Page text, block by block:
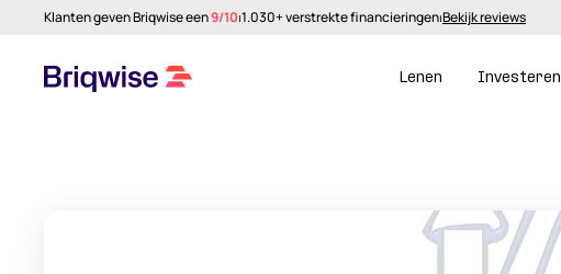
Klanten geven Briqwise een9/10⏐1.030+ verstrekte financieringen⏐Bekijk reviews
Lenen Investeren